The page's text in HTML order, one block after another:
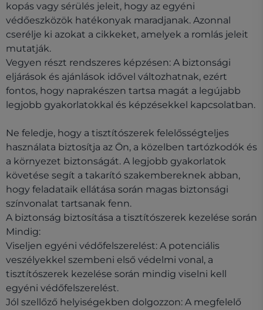
kopás vagy sérülés jeleit, hogy az egyéni
védőeszközök hatékonyak maradjanak. Azonnal
cserélje ki azokat a cikkeket, amelyek a romlás jeleit
mutatják.
Vegyen részt rendszeres képzésen: A biztonsági
eljárások és ajánlások idővel változhatnak, ezért
fontos, hogy naprakészen tartsa magát a legújabb
legjobb gyakorlatokkal és képzésekkel kapcsolatban.
Ne feledje, hogy a tisztítószerek felelősségteljes
használata biztosítja az Ön, a közelben tartózkodók és
a környezet biztonságát. A legjobb gyakorlatok
követése segít a takarító szakembereknek abban,
hogy feladataik ellátása során magas biztonsági
színvonalat tartsanak fenn.
A biztonság biztosítása a tisztítószerek kezelése során
Mindig:
Viseljen egyéni védőfelszerelést: A potenciális
veszélyekkel szembeni első védelmi vonal, a
tisztítószerek kezelése során mindig viselni kell
egyéni védőfelszerelést.
Jól szellőző helyiségekben dolgozzon: A megfelelő